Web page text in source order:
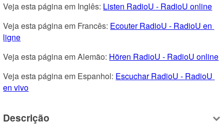
Veja esta página em Inglês: Listen RadioU - RadioU online
Veja esta página em Francês: Ecouter RadioU - RadioU en
ligne
Veja esta página em Alemão: Hören RadioU - RadioU online
Veja esta página em Espanhol: Escuchar RadioU - RadioU
en vivo
Descrição